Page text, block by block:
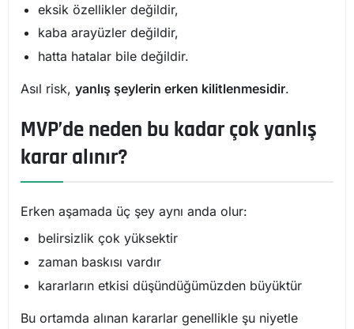
eksik özellikler değildir,
kaba arayüzler değildir,
hatta hatalar bile değildir.
Asıl risk, yanlış şeylerin erken kilitlenmesidir.
MVP’de neden bu kadar çok yanlış
karar alınır?
Erken aşamada üç şey aynı anda olur:
belirsizlik çok yüksektir
zaman baskısı vardır
kararların etkisi düşündüğümüzden büyüktür
Bu ortamda alınan kararlar genellikle şu niyetle